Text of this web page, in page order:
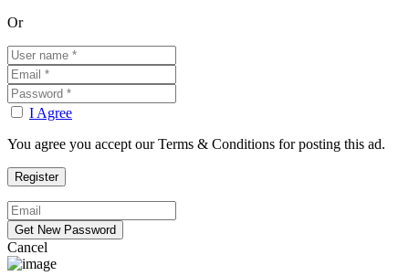
Or
I Agree
You agree you accept our Terms & Conditions for posting this ad.
Cancel